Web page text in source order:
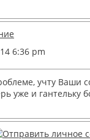
6:36 pm
учту Ваши
и гантельку